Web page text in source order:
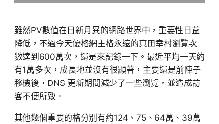
雖然PV數值在日新月異的網路世界中，重要性日益
降低，不過今天優格網主格永遠的真田幸村瀏覽次
數達到600萬次，還是來記錄一下。最近平均一天約
有1萬多次，成長地並沒有很顯著，主要還是前陣子
移機後，DNS 更新期間減少了一些瀏覽，並造成訪
客不便所致。
其他幾個重要的格分別有約124、75、64萬、39萬